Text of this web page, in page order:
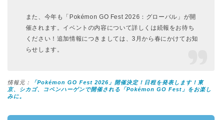
また、今年も「Pokémon GO Fest 2026：グローバル」が開
催されます。イベントの内容について詳しくは続報をお待ち
ください！追加情報につきましては、3月から春にかけてお知
らせします。
情報元：
「Pokémon GO Fest 2026」開催決定！日程を発表します！東
京、シカゴ、コペンハーゲンで開催される「Pokémon GO Fest」をお楽し
みに。